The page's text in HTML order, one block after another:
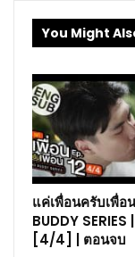
You Might
แค่เพื่อนครับเพื่อ
BUDDY SERIES
[4/4] | ตอนจบ